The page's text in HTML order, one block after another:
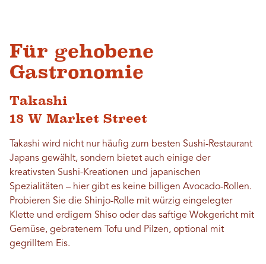
Für gehobene
Gastronomie
Takashi
18 W Market Street
Takashi wird nicht nur häufig zum besten Sushi-Restaurant
Japans gewählt, sondern bietet auch einige der
kreativsten Sushi-Kreationen und japanischen
Spezialitäten – hier gibt es keine billigen Avocado-Rollen.
Probieren Sie die Shinjo-Rolle mit würzig eingelegter
Klette und erdigem Shiso oder das saftige Wokgericht mit
Gemüse, gebratenem Tofu und Pilzen, optional mit
gegrilltem Eis.